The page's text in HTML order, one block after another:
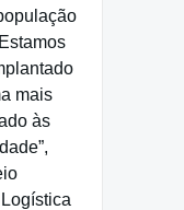
mais
às